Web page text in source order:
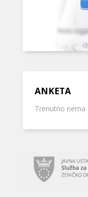
Niste
ANKETA
Trenutno nema